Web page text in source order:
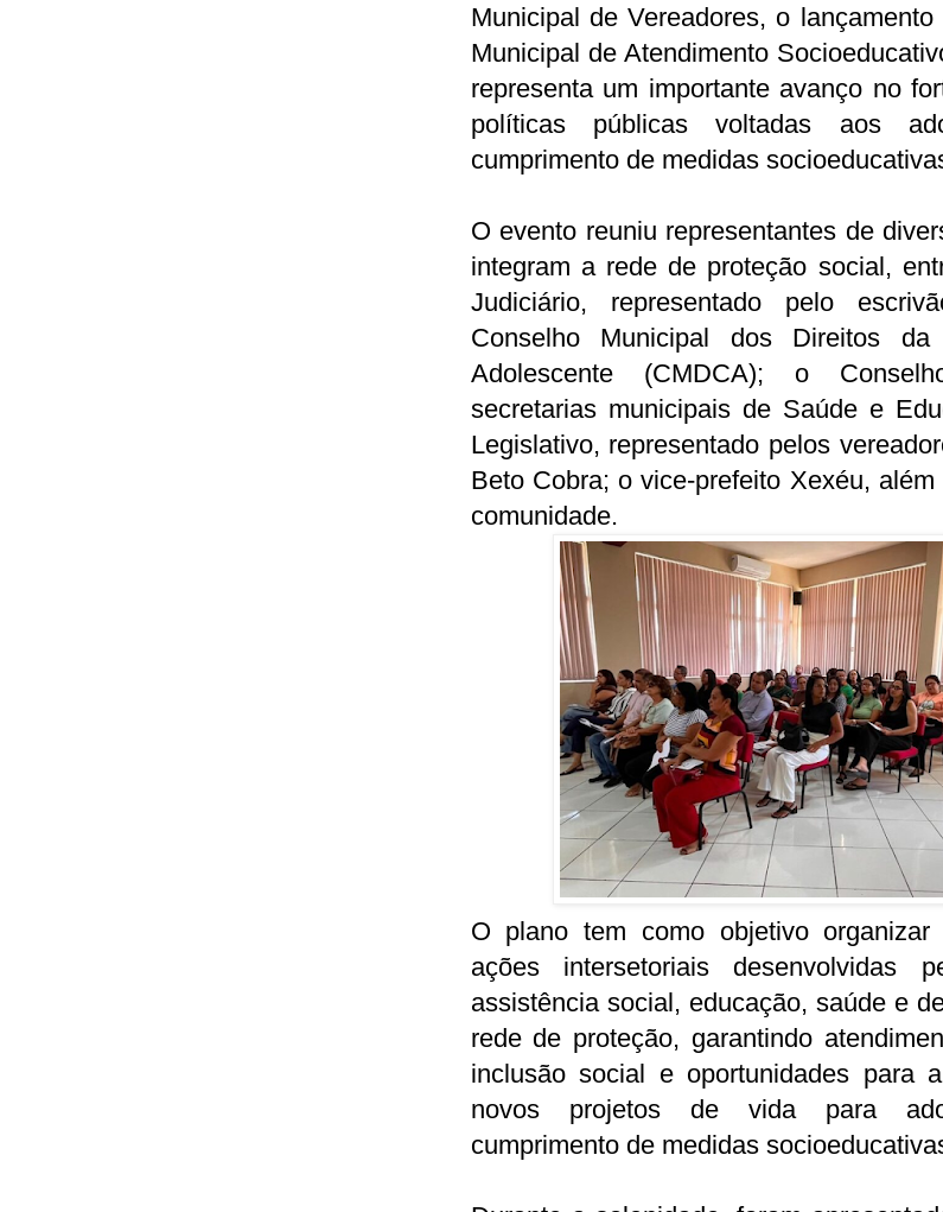
Municipal de Vereadores, o
Municipal de Atendimento
representa um importante avanço no
políticas públicas voltadas aos
cumprimento de medidas
O evento reuniu representantes de
integram a rede de proteção social,
Judiciário, representado pelo
Conselho Municipal dos Direitos
Adolescente (CMDCA); o
secretarias municipais de Saúde e
Legislativo, representado pelos
Beto Cobra; o vice-prefeito Xexéu,
comunidade.
O plano tem como objetivo
ações intersetoriais desenvolvidas
assistência social, educação, saúde e
rede de proteção, garantindo
inclusão social e oportunidades para
novos projetos de vida para
cumprimento de medidas